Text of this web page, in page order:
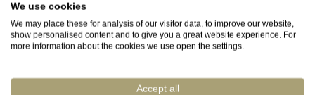
Produkt Anzahl: Gib den gewünschten
In den Warenkorb
Merken
We use cookies
We may place these for analysis of our visitor data, to improve our website,
show personalised content and to give you a great website experience. For
more information about the cookies we use open the settings.
Accept all